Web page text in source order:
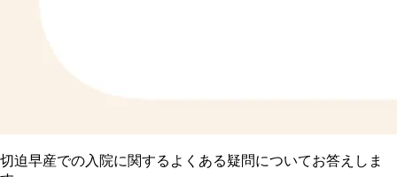
切迫早産での入院に関するよくある疑問についてお答えしま